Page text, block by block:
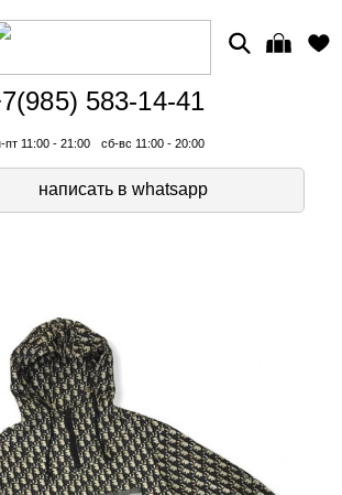
583-14-41
пт 11:00 - 21:00 сб-вс 11:00 - 20:00
написать в whatsapp